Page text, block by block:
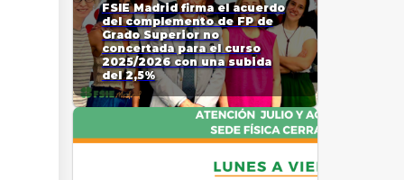
FSIE Madrid firma el acuerdo
del complemento de FP de
Grado Superior no
concertada para el curso
2025/2026 con una subida
del 2,5%